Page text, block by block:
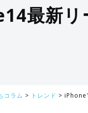
最新リ
コラム > トレンド >